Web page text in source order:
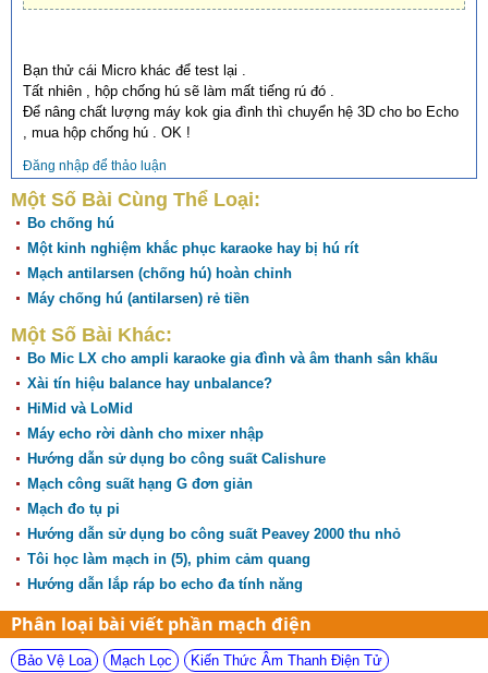
Bạn thử cái Micro khác để test lại .
Tất nhiên , hộp chống hú sẽ làm mất tiếng rú đó .
Để nâng chất lượng máy kok gia đình thì chuyển hệ 3D cho bo Echo
, mua hộp chống hú . OK !
Đăng nhập để thảo luận
Một Số Bài Cùng Thể Loại:
Bo chống hú
Một kinh nghiệm khắc phục karaoke hay bị hú rít
Mạch antilarsen (chống hú) hoàn chỉnh
Máy chống hú (antilarsen) rẻ tiền
Một Số Bài Khác:
Bo Mic LX cho ampli karaoke gia đình và âm thanh sân khấu
Xài tín hiệu balance hay unbalance?
HiMid và LoMid
Máy echo rời dành cho mixer nhập
Hướng dẫn sử dụng bo công suất Calishure
Mạch công suất hạng G đơn giản
Mạch đo tụ pi
Hướng dẫn sử dụng bo công suất Peavey 2000 thu nhỏ
Tôi học làm mạch in (5), phim cảm quang
Hướng dẫn lắp ráp bo echo đa tính năng
Phân loại bài viết phần mạch điện
Bảo Vệ Loa Mạch Lọc
Kiến Thức Âm Thanh Điện Tử